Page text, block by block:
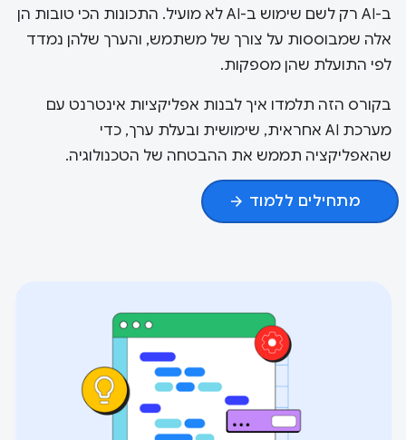
ב-AI רק לשם שימוש ב-AI לא מועיל. התכונות הכי טובות הן
אלה שמבוססות על צורך של משתמש, והערך שלהן נמדד
לפי התועלת שהן מספקות.
בקורס הזה תלמדו איך לבנות אפליקציות אינטרנט עם
מערכת AI אחראית, שימושית ובעלת ערך, כדי
שהאפליקציה תממש את ההבטחה של הטכנולוגיה.
מתחילים ללמוד arrow_forward